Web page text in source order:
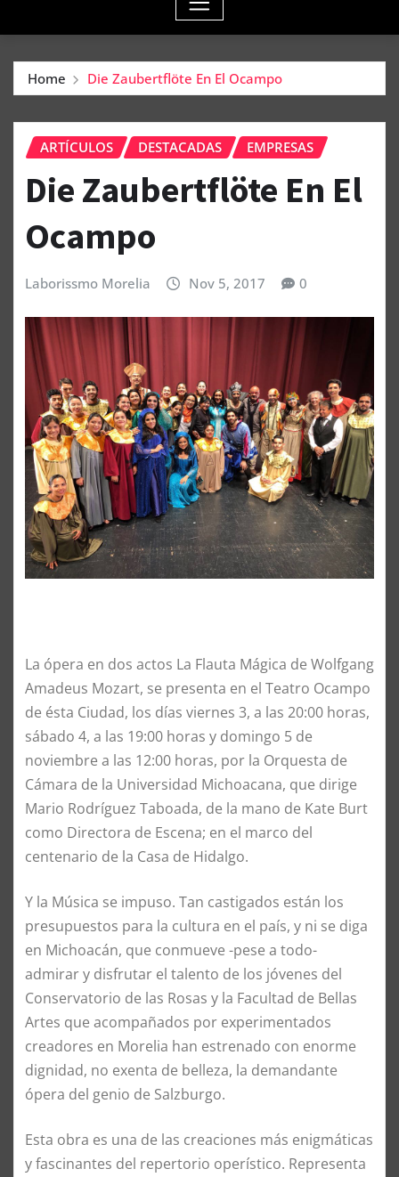
Home Die Zaubertflöte En El Ocampo
ARTÍCULOS DESTACADAS EMPRESAS
Die Zaubertflöte En El
Ocampo
Laborissmo Morelia Nov 5, 2017 0
La ópera en dos actos La Flauta Mágica de Wolfgang
Amadeus Mozart, se presenta en el Teatro Ocampo
de ésta Ciudad, los días viernes 3, a las 20:00 horas,
sábado 4, a las 19:00 horas y domingo 5 de
noviembre a las 12:00 horas, por la Orquesta de
Cámara de la Universidad Michoacana, que dirige
Mario Rodríguez Taboada, de la mano de Kate Burt
como Directora de Escena; en el marco del
centenario de la Casa de Hidalgo.
Y la Música se impuso. Tan castigados están los
presupuestos para la cultura en el país, y ni se diga
en Michoacán, que conmueve -pese a todo-
admirar y disfrutar el talento de los jóvenes del
Conservatorio de las Rosas y la Facultad de Bellas
Artes que acompañados por experimentados
creadores en Morelia han estrenado con enorme
dignidad, no exenta de belleza, la demandante
ópera del genio de Salzburgo.
Esta obra es una de las creaciones más enigmáticas
y fascinantes del repertorio operístico. Representa